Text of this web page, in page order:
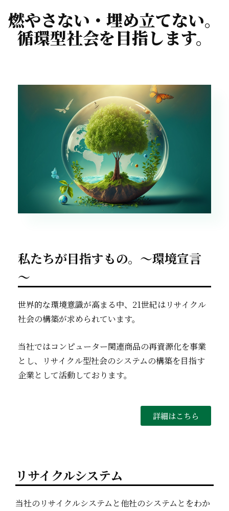
燃やさない・埋め立てない。
循環型社会を目指します。
私たちが目指すもの。～環境宣言
～
世界的な環境意識が高まる中、21世紀はリサイクル
社会の構築が求められています。
当社ではコンピューター関連商品の再資源化を事業
とし、リサイクル型社会のシステムの構築を目指す
企業として活動しております。
詳細はこちら
リサイクルシステム
当社のリサイクルシステムと他社のシステムとをわか